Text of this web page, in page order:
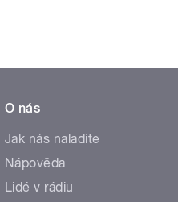
O nás
Jak nás naladíte
Nápověda
Lidé v rádiu